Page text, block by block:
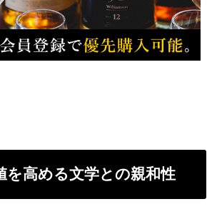
を高める文学との親和性